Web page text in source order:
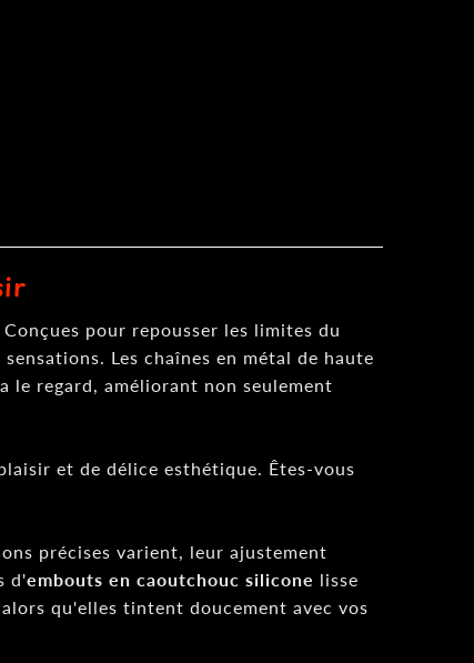
Conçues pour repousser les limites du
Les chaînes en métal de haute
regard, améliorant non seulement
et de délice esthétique. Êtes-vous
précises varient, leur ajustement
d'embouts en caoutchouc silicone lisse
qu'elles tintent doucement avec vos